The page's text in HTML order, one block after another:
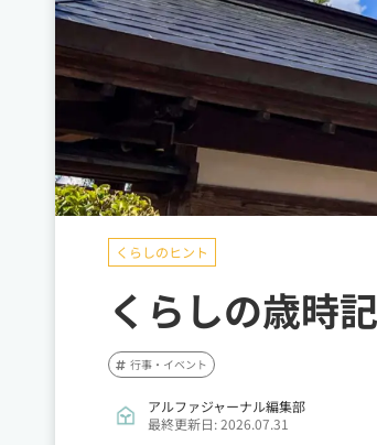
くらしのヒント
くらしの歳時
行事・イベント
アルファジャーナル編集部
最終更新日: 2026.07.31